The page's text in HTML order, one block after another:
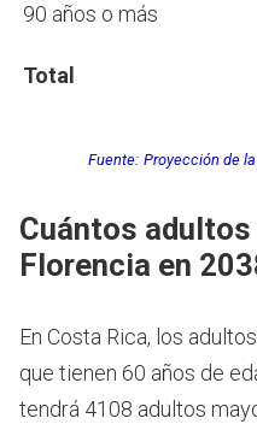
90 años o más
Total
Fuente: Proyección de
Cuántos
Florencia en
En Costa Rica, los
que tienen 60 años de
tendrá 4108 adultos